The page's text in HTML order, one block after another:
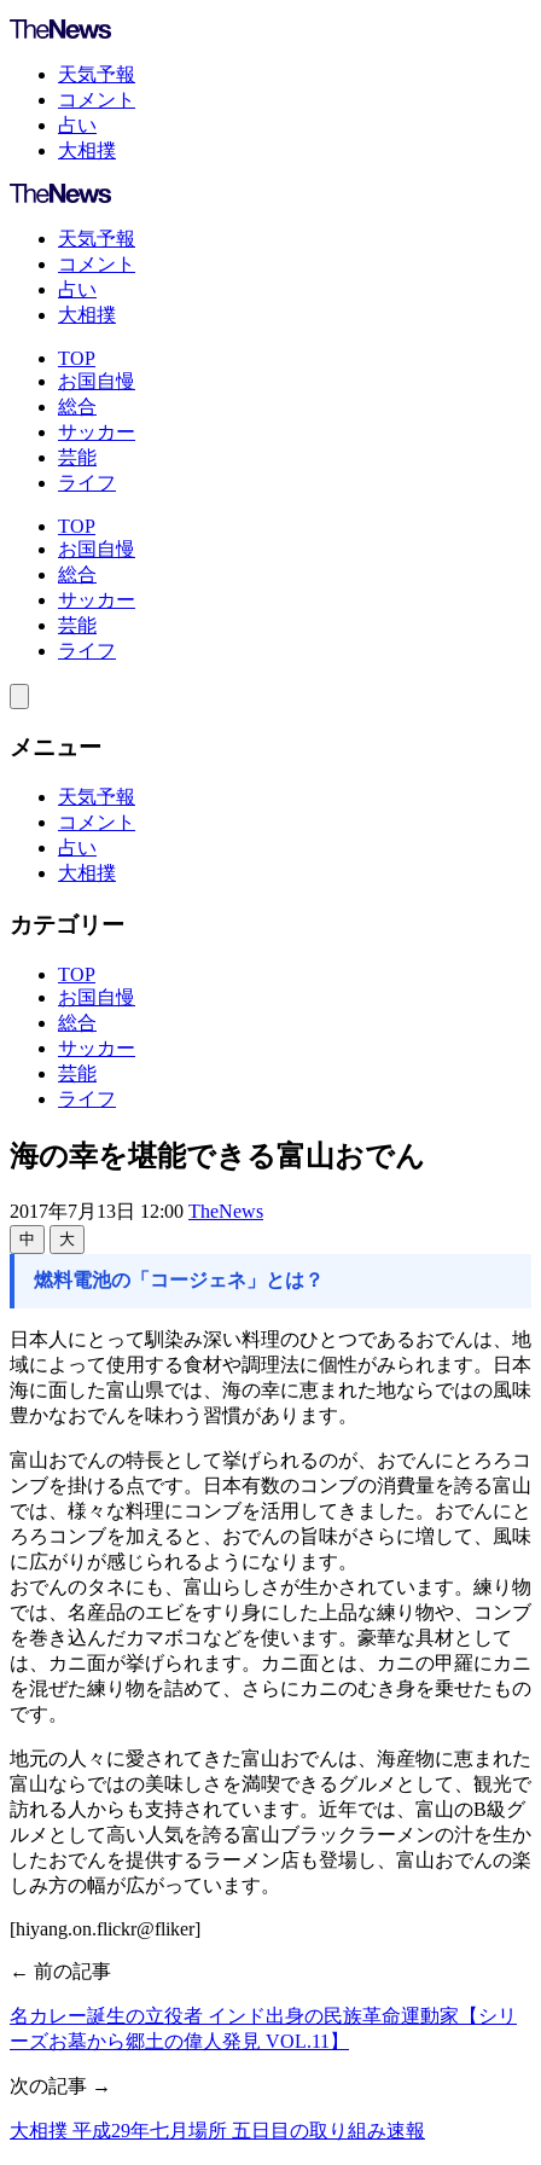
天気予報
コメント
占い
大相撲
天気予報
コメント
占い
大相撲
TOP
お国自慢
総合
サッカー
芸能
ライフ
TOP
お国自慢
総合
サッカー
芸能
ライフ
メニュー
天気予報
コメント
占い
大相撲
カテゴリー
TOP
お国自慢
総合
サッカー
芸能
ライフ
海の幸を堪能できる富山おでん
2017年7月13日 12:00 TheNews
中 大
燃料電池の「コージェネ」とは？
日本人にとって馴染み深い料理のひとつであるおでんは、地
域によって使用する食材や調理法に個性がみられます。日本
海に面した富山県では、海の幸に恵まれた地ならではの風味
豊かなおでんを味わう習慣があります。
富山おでんの特長として挙げられるのが、おでんにとろろコ
ンブを掛ける点です。日本有数のコンブの消費量を誇る富山
では、様々な料理にコンブを活用してきました。おでんにと
ろろコンブを加えると、おでんの旨味がさらに増して、風味
に広がりが感じられるようになります。
おでんのタネにも、富山らしさが生かされています。練り物
では、名産品のエビをすり身にした上品な練り物や、コンブ
を巻き込んだカマボコなどを使います。豪華な具材として
は、カニ面が挙げられます。カニ面とは、カニの甲羅にカニ
を混ぜた練り物を詰めて、さらにカニのむき身を乗せたもの
です。
地元の人々に愛されてきた富山おでんは、海産物に恵まれた
富山ならではの美味しさを満喫できるグルメとして、観光で
訪れる人からも支持されています。近年では、富山のB級グ
ルメとして高い人気を誇る富山ブラックラーメンの汁を生か
したおでんを提供するラーメン店も登場し、富山おでんの楽
しみ方の幅が広がっています。
[hiyang.on.flickr@fliker]
← 前の記事
名カレー誕生の立役者 インド出身の民族革命運動家【シリ
ーズお墓から郷土の偉人発見 VOL.11】
次の記事 →
大相撲 平成29年七月場所 五日目の取り組み速報